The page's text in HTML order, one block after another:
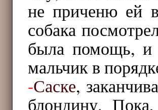
не приченю ей
собака
была помощь, и
мальчик в
-Саске,
блондину. Пока,